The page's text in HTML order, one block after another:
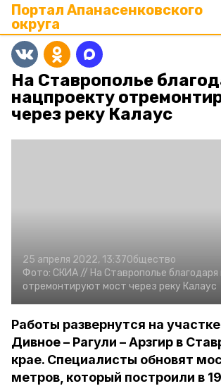
Портал Апанасенковского
округа
На Ставрополье
нацпроекту
через реку Калаус
25 апреля 2022, 13:37Общество
Фото: СКИА // На Ставрополье
отремонтируют мост через реку Калаус
Работы развернутся на
Дивное – Рагули – Арзгир в
крае. Специалисты обновят
метров, который построили в